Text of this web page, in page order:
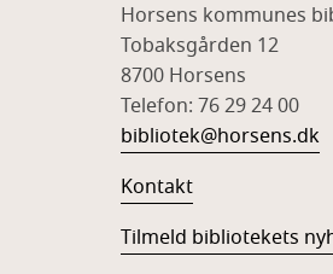
Horsens kommunes
Tobaksgården 12
8700 Horsens
Telefon: 76 29 24 00
bibliotek@horsens.dk
Kontakt
Tilmeld bibliotekets